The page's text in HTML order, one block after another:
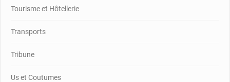
Tourisme et Hôtellerie
Transports
Tribune
Us et Coutumes